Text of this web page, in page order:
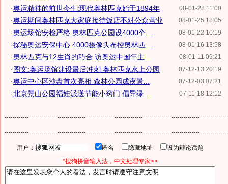
08-01-28 11:00
·奥运精神的前世今生:现代奥林匹克始于1894年
08-01-25 18:05
·奥运期间奥林匹克大家庭接待饭店不对公众营业
08-01-22 10:19
·奥运场馆安检严格 奥林匹克公园设4000个...
08-01-16 13:58
·探秘奥运安保中心 4000摄像头布控奥林匹...
08-01-11 09:21
·奥林匹克与12生肖的巧合 访奥运中国年主...
07-12-13 20:19
·图文:奥运场馆建设最后冲刺 奥林匹克水上公园
07-12-03 07:21
·奥运中心区沙盘首次亮相 森林公园成夜景...
07-11-18 12:12
·北京景山公园福娃派送节能小窍门 倡导绿...
用户： 匿名 隐藏地址
设为辩论话题
*搜狗拼音输入法，中文处理专家>>